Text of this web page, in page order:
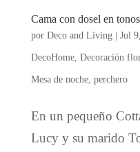
Cama con dosel en
por Deco and Living| Jul
DecoHome, Decoración
Mesa de noche, perchero
En un pequeño
Lucy y su marido